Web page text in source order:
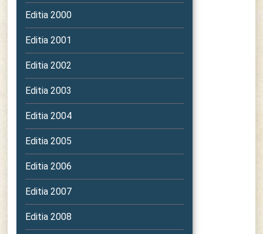
Editia 2000
Editia 2001
Editia 2002
Editia 2003
Editia 2004
Editia 2005
Editia 2006
Editia 2007
Editia 2008